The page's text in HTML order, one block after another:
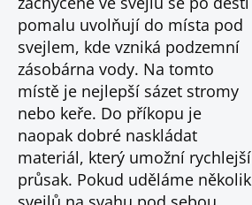
pomalu uvolňují do místa pod
svejlem, kde vzniká podzemní
zásobárna vody. Na tomto
místě je nejlepší sázet stromy
nebo keře. Do příkopu je
naopak dobré naskládat
materiál, který umožní rychlejší
průsak. Pokud uděláme několik